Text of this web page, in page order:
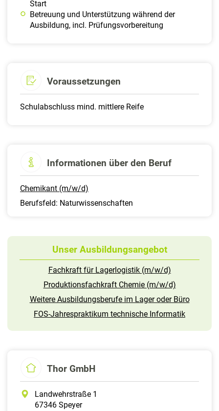
Start
Betreuung und Unterstützung während der
Ausbildung, incl. Prüfungsvorbereitung
Voraussetzungen
Schulabschluss mind. mittlere Reife
Informationen über den Beruf
Chemikant (m/w/d)
Berufsfeld: Naturwissenschaften
Unser Ausbildungsangebot
Fachkraft für Lagerlogistik (m/w/d)
Produktionsfachkraft Chemie (m/w/d)
Weitere Ausbildungsberufe im Lager oder Büro
FOS-Jahrespraktikum technische Informatik
Thor GmbH
Landwehrstraße 1
67346 Speyer